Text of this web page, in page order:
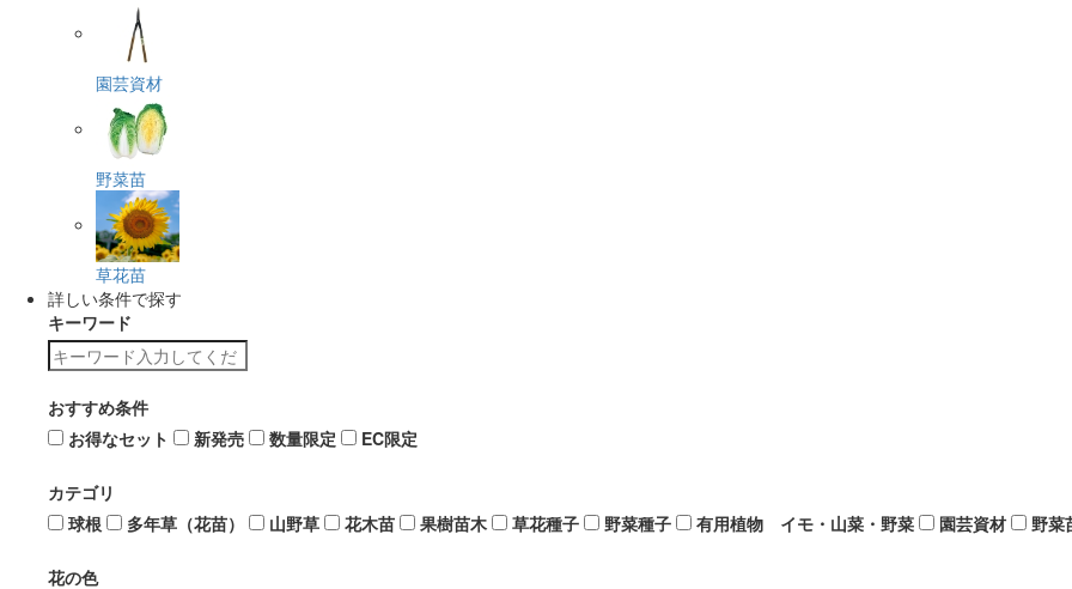
園芸資材
野菜苗
草花苗
詳しい条件で探す
キーワード
おすすめ条件
お得なセット
新発売 数量限定 EC限定
カテゴリ
球根
多年草（花苗） 山野草 花木苗 果樹苗木 草花種子 野菜種子 有用植物 イモ・山菜・野菜 園芸資材 野菜
花の色